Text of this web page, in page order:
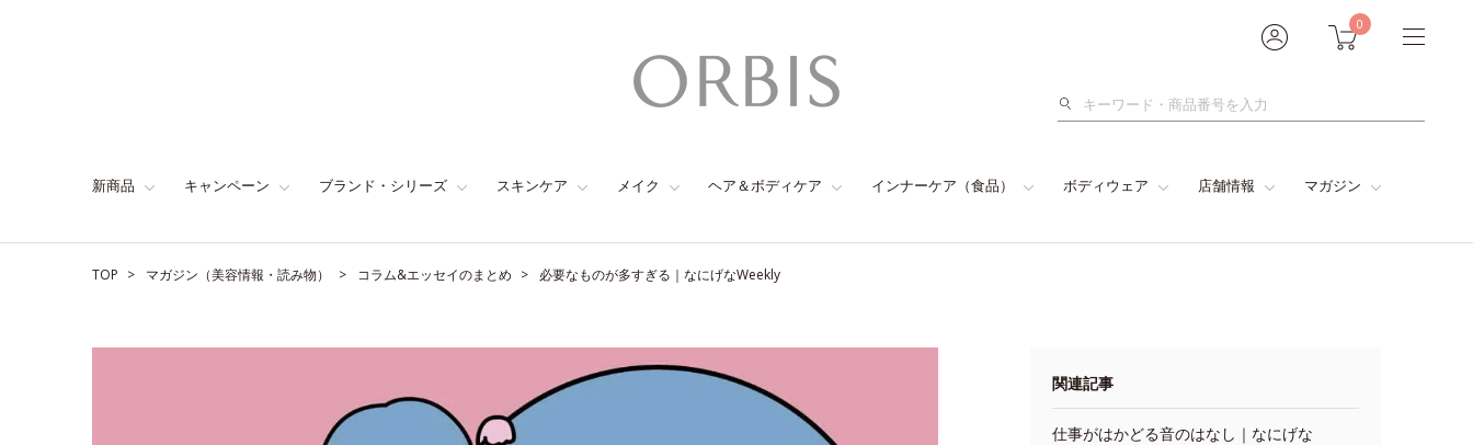
0
検
新商品 キャンペーン ブランド・シリーズ スキンケア メイク ヘア＆ボディケア インナーケア（食品） ボディウェア 店舗情報 マガジン
TOP マガジン（美容情報・読み物） コラム&エッセイのまとめ 必要なものが多すぎる｜なにげなWeekly
関連記事
仕事がはかどる音のはなし｜なにげな